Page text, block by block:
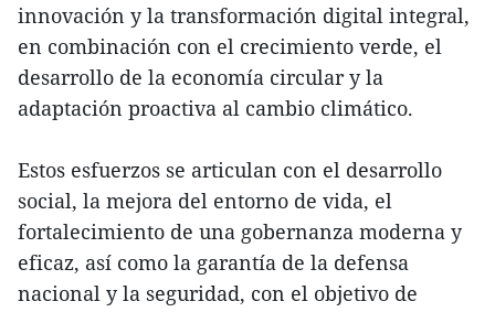
innovación y la transformación digital integral,
en combinación con el crecimiento verde, el
desarrollo de la economía circular y la
adaptación proactiva al cambio climático.
Estos esfuerzos se articulan con el desarrollo
social, la mejora del entorno de vida, el
fortalecimiento de una gobernanza moderna y
eficaz, así como la garantía de la defensa
nacional y la seguridad, con el objetivo de